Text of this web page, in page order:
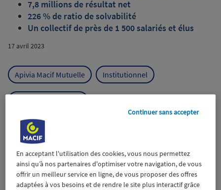
7,8 millions de résultat net
226 % de ratio de solvabilité
Un collectif de près de 1 500 salariés et élus
17 avril 2023
Apivia Macif Mutuelle Institutionnel
Certifié avecWiztrust
trusted
sources
En acceptant l'utilisation des cookies, vous nous permettez
ainsi qu’à nos partenaires d'optimiser votre navigation, de vous
offrir un meilleur service en ligne, de vous proposer des offres
adaptées à vos besoins et de rendre le site plus interactif grâce
Continuer sans accepter